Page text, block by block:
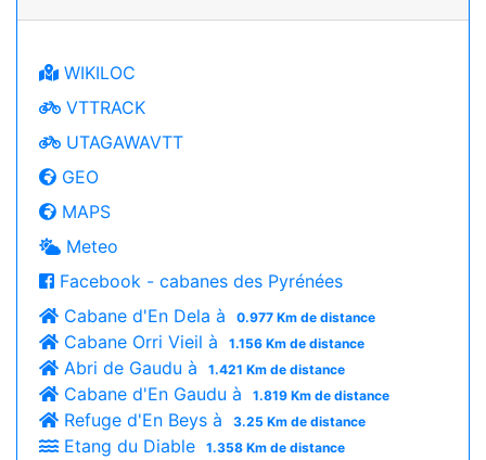
WIKILOC
VTTRACK
UTAGAWAVTT
GEO
MAPS
Meteo
Facebook - cabanes des Pyrénées
Cabane d'En Dela à
0.977 Km de distance
Cabane Orri Vieil à 1.156 Km de distance
Abri de Gaudu à 1.421 Km de distance
Cabane d'En Gaudu à 1.819 Km de distance
Refuge d'En Beys à 3.25 Km de distance
Etang du Diable 1.358 Km de distance